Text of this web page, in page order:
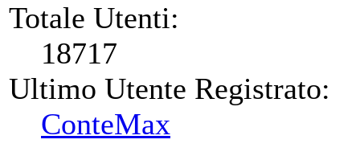
Totale Utenti:
18717
Ultimo Utente Registrato:
ConteMax